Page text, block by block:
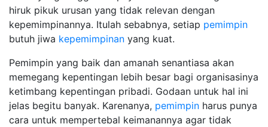
hiruk pikuk urusan yang tidak relevan dengan
kepemimpinannya. Itulah sebabnya, setiap pemimpin
butuh jiwa kepemimpinan yang kuat.
Pemimpin yang baik dan amanah senantiasa akan
memegang kepentingan lebih besar bagi organisasinya
ketimbang kepentingan pribadi. Godaan untuk hal ini
jelas begitu banyak. Karenanya, pemimpin harus punya
cara untuk mempertebal keimanannya agar tidak